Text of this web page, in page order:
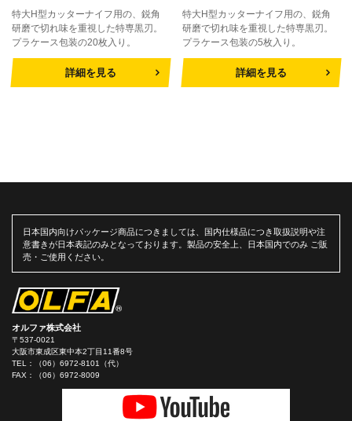
特大H型カッターナイフ用の、鋭角
研磨で切れ味を重視した特専黒刃。
プラケース包装の20枚入り。
詳細を見る
特大H型カッターナイフ用の、鋭角
研磨で切れ味を重視した特専黒刃。
プラケース包装の5枚入り。
詳細を見る
日本国内向けパッケージ商品につきましては、国内仕様品につき取扱説明や注
意書きが日本表記のみとなっております。製品の安全上、日本国内でのみ ご販
売・ご使用ください。
オルファ株式会社
〒537-0021
大阪市東成区東中本2丁目11番8号
TEL：
（06）6972-8101（代）
FAX：（06）6972-8009